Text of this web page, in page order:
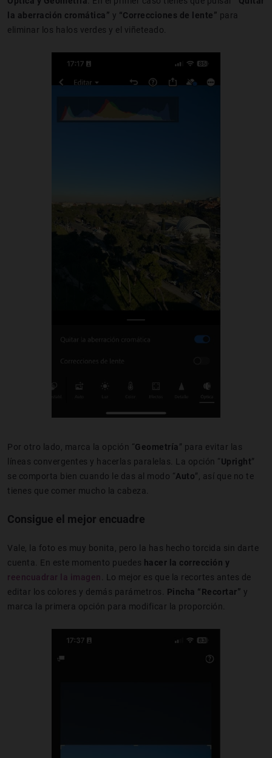
la aberración cromática” y “Correcciones de lente” para
eliminar los halos verdes y el viñeteado.
Por otro lado, marca la opción “Geometría” para evitar las
líneas convergentes y hacerlas paralelas. La opción “Upright”
se comporta bien cuando le das al modo “Auto”, así que no te
tienes que comer mucho la cabeza.
Consigue el mejor encuadre
Vale, la foto es muy bonita, pero la has hecho torcida sin darte
cuenta. En este momento puedes hacer la corrección y
reencuadrar la imagen. Lo mejor es que la recortes antes de
editar los colores y demás parámetros. Pincha “Recortar” y
marca la primera opción para modificar la proporción.